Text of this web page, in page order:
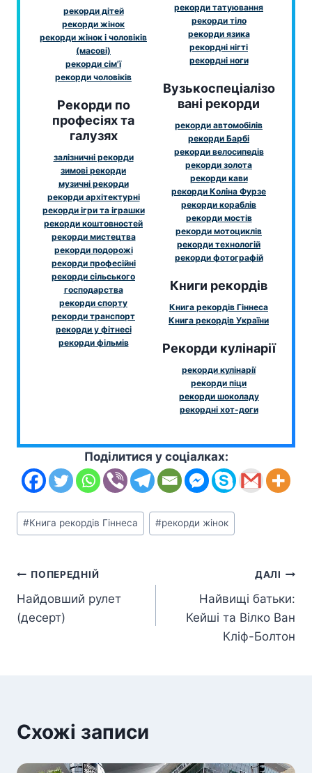
рекорди дітей
рекорди жінок
рекорди жінок і чоловіків
(масові)
рекорди сім'ї
рекорди чоловіків
Рекорди по
професіях та
галузях
залізничні рекорди
зимові рекорди
музичні рекорди
рекорди архітектурні
рекорди ігри та іграшки
рекорди коштовностей
рекорди мистецтва
рекорди подорожі
рекорди професійні
рекорди сільського
господарства
рекорди спорту
рекорди транспорт
рекорди у фітнесі
рекорди фільмів
рекорди татуювання
рекорди тіло
рекорди язика
рекордні нігті
рекордні ноги
Вузькоспеціалізо
вані рекорди
рекорди автомобілів
рекорди Барбі
рекорди велосипедів
рекорди золота
рекорди кави
рекорди Коліна Фурзе
рекорди кораблів
рекорди мостів
рекорди мотоциклів
рекорди технологій
рекорди фотографій
Книги рекордів
Книга рекордів Гіннеса
Книга рекордів України
Рекорди кулінарії
рекорди кулінарії
рекорди піци
рекорди шоколаду
рекордні хот-доги
Поділитися у соціалках:
Позначки
запису:
#Книга рекордів Гіннеса #рекорди жінок
Навігація
записів
ПОПЕРЕДНІЙ
Найдовший рулет
(десерт)
ДАЛІ
Найвищі батьки:
Кейші та Вілко Ван
Кліф-Болтон
Схожі записи